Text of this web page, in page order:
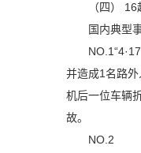
（四）
国内典型
并造成1名路
机后一位车辆
故。
NO.2